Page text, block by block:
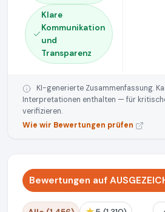
Klare
Kommunikation
und
Transparenz
KI-generierte Zusammenfassung.
Interpretationen enthalten — für
verifizieren.
Wie wir Bewertungen prüfen
Bewertungen auf